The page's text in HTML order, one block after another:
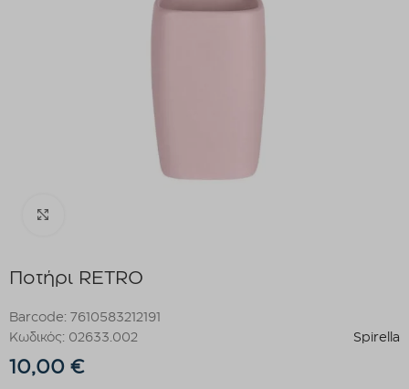
Ποτήρι RETRO
Barcode: 7610583212191
Κωδικός: 02633.002
Spirella
10,00 €